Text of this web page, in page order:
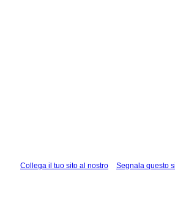
Collega il tuo sito al nostro Segnala questo